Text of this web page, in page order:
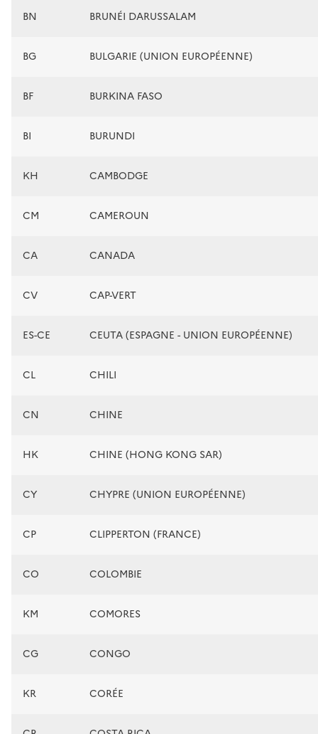
BN BRUNÉI DARUSSALAM
BG BULGARIE (UNION EUROPÉENNE)
BF BURKINA FASO
BI BURUNDI
KH CAMBODGE
CM CAMEROUN
CA CANADA
CV CAP-VERT
ES-CE CEUTA (ESPAGNE - UNION EUROPÉENNE)
CL CHILI
CN CHINE
HK CHINE (HONG KONG SAR)
CY CHYPRE (UNION EUROPÉENNE)
CP CLIPPERTON (FRANCE)
CO COLOMBIE
KM COMORES
CG CONGO
KR CORÉE